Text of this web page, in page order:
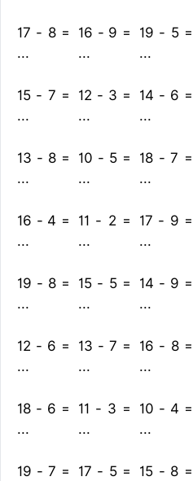
17 - 8 =
...
16 - 9 =
...
19 - 5 =
...
15 - 7 =
...
12 - 3 =
...
14 - 6 =
...
13 - 8 =
...
10 - 5 =
...
18 - 7 =
...
16 - 4 =
...
11 - 2 =
...
17 - 9 =
...
19 - 8 =
...
15 - 5 =
...
14 - 9 =
...
12 - 6 =
...
13 - 7 =
...
16 - 8 =
...
18 - 6 =
...
11 - 3 =
...
10 - 4 =
...
19 - 7 =
17 - 5 =
15 - 8 =